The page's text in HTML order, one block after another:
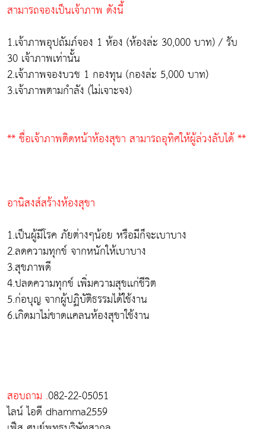
สามารถจองเป็นเจ้าภาพ ดังนี้
1.เจ้าภาพอุปถัมภ์จอง 1 ห้อง (ห้องล่ะ 30,000 บาท) / รับ
30 เจ้าภาพเท่านั้น
2.เจ้าภาพจองบวช 1 กองทุน (กองล่ะ 5,000 บาท)
3.เจ้าภาพตามกำลัง (ไม่เจาะจง)
** ชื่อเจ้าภาพติดหน้าห้องสุขา สามารถอุทิศให้ผู้ล่วงลับได้ **
อานิสงส์สร้างห้องสุขา
1.เป็นผู้มีโรค ภัยต่างๆน้อย หรือมีก็จะเบาบาง
2.ลดความทุกข์ จากหนักให้เบาบาง
3.สุขภาพดี
4.ปลดความทุกข์ เพิ่มความสุขเเก่ชีวิต
5.ก่อบุญ จากผู้ปฏิบัติธรรมได้ใช้งาน
6.เกิดมาไม่ขาดเเคลนห้องสุขาใช้งาน
สอบถาม .082-22-05051
ไลน์ ไอดี dhamma2559